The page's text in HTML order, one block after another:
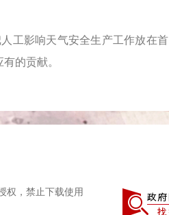
工影响天气安全生产工作放在首
的贡献。
权，禁止下载使用